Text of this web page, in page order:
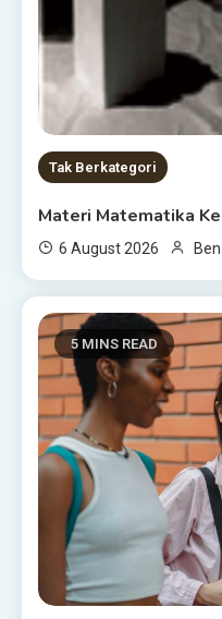
Tak Berkategori
Materi Matematika
6 August 2026
5 MINS READ